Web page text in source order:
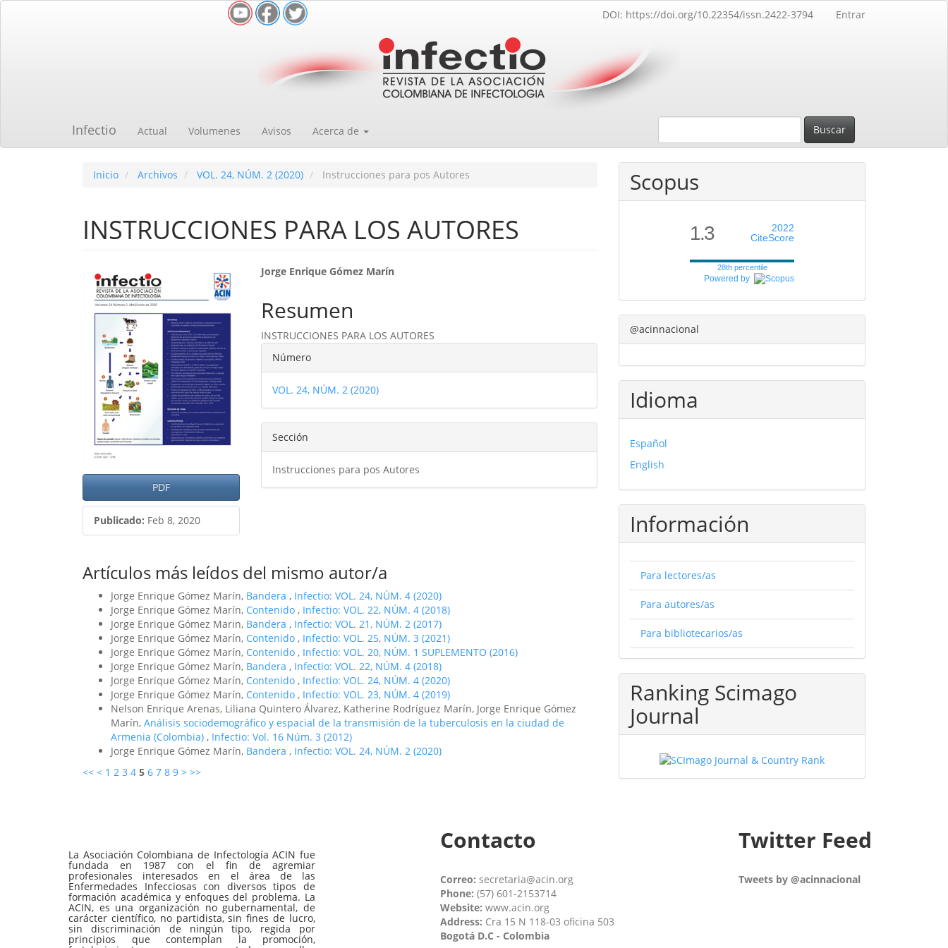
DOI: https://doi.org/10.22354/issn.2422-3794 Entrar
Infectio Actual Volumenes Avisos Acerca de Buscar
Inicio Archivos VOL. 24, NÚM. 2 (2020) Instrucciones para pos Autores
INSTRUCCIONES PARA LOS AUTORES
Barra
lateral
del
artículo
PDF
Publicado: Feb 8, 2020
Contenido
principal
del
artículo
Jorge Enrique Gómez Marín
Resumen
INSTRUCCIONES PARA LOS AUTORES
Detalles
del
artículo
Número
VOL. 24, NÚM. 2 (2020)
Sección
Instrucciones para pos Autores
Artículos más leídos del mismo autor/a
Jorge Enrique Gómez Marín, Bandera , Infectio: VOL. 24, NÚM. 4 (2020)
Jorge Enrique Gómez Marín, Contenido , Infectio: VOL. 22, NÚM. 4 (2018)
Jorge Enrique Gómez Marin, Bandera , Infectio: VOL. 21, NÚM. 2 (2017)
Jorge Enrique Gómez Marín, Contenido , Infectio: VOL. 25, NÚM. 3 (2021)
Jorge Enrique Gómez Marín, Contenido , Infectio: VOL. 20, NÚM. 1 SUPLEMENTO (2016)
Jorge Enrique Gómez Marín, Bandera , Infectio: VOL. 22, NÚM. 4 (2018)
Jorge Enrique Gómez Marín, Contenido , Infectio: VOL. 24, NÚM. 4 (2020)
Jorge Enrique Gómez Marín, Contenido , Infectio: VOL. 23, NÚM. 4 (2019)
Nelson Enrique Arenas, Liliana Quintero Álvarez, Katherine Rodríguez Marín, Jorge Enrique Gómez
Marín, Análisis sociodemográfico y espacial de la transmisión de la tuberculosis en la ciudad de
Armenia (Colombia) , Infectio: Vol. 16 Núm. 3 (2012)
Jorge Enrique Gómez Marín, Bandera , Infectio: VOL. 24, NÚM. 2 (2020)
<< < 1 2 3 4 5 6 7 8 9 > >>
Scopus
1.3
2022
CiteScore
28th percentile
Powered by
@acinnacional
Idioma
Español
English
Información
Para lectores/as
Para autores/as
Para bibliotecarios/as
Ranking Scimago
Journal
La Asociación Colombiana de Infectología ACIN fue
fundada en 1987 con el fin de agremiar
profesionales interesados en el área de las
Enfermedades Infecciosas con diversos tipos de
formación académica y enfoques del problema. La
ACIN, es una organización no gubernamental, de
carácter científico, no partidista, sin fines de lucro,
sin discriminación de ningún tipo, regida por
principios que contemplan la promoción,
Contacto
Correo: secretaria@acin.org
Phone: (57) 601-2153714
Website: www.acin.org
Address: Cra 15 N 118-03 oficina 503
Bogotá D.C - Colombia
Twitter Feed
Tweets by @acinnacional